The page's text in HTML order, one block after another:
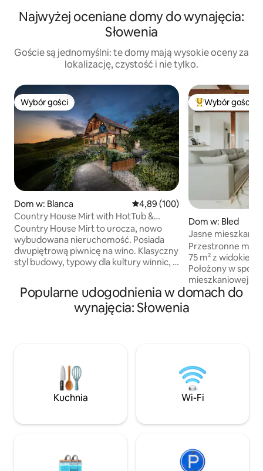
Najwyżej oceniane domy do wynajęcia:
Słowenia
Goście są jednomyślni: te domy mają wysokie oceny za
lokalizację, czystość i nie tylko.
Wybór gości
Wybór gości
Dom w: Blanca Średnia ocena: 4,89 na 5, liczba
4,89 (100)
Country House Mirt with HotTub &
Sauna
Country House Mirt to urocza, nowo
wybudowana nieruchomość. Posiada
dwupiętrową piwnicę na wino. Klasyczny
styl budowy, typowy dla kultury winnic, z
drewna. Country House posiada również
taras i balkon z pięknym widokiem na
winnice na wzgórzach urokliwej małej
wioski o nazwie Blanca. Dom wiejski jest
House Mirt znajduje się 2 km od małej
wioski Blanca i 6 km od miasta Sevnica.
Country House Mirt to piękne miejsce na
pobyt z wyrafinowanymi detalami, które
wypoczynku w elegancki, ale
Wybór gości
Dom w: Bled
Jasne
widokiem na
Przestronne
75 m² z widokiem
Położony w
mieszkaniowej,
na spokojny
DARMOWE
sypialnie, pełna
PARKING:
miejscu. W pobliżu dworca kolejowego
Bled Jezero. 30-
(200/50 Mb/s),
Popularne udogodnienia w domach do
wynajęcia: Słowenia
Kuchnia Wi-Fi